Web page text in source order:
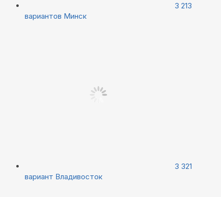
3 213
вариантов Минск
3 321
вариант Владивосток